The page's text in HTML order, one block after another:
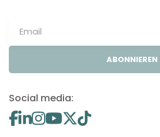
ABONNIEREN
Social media: